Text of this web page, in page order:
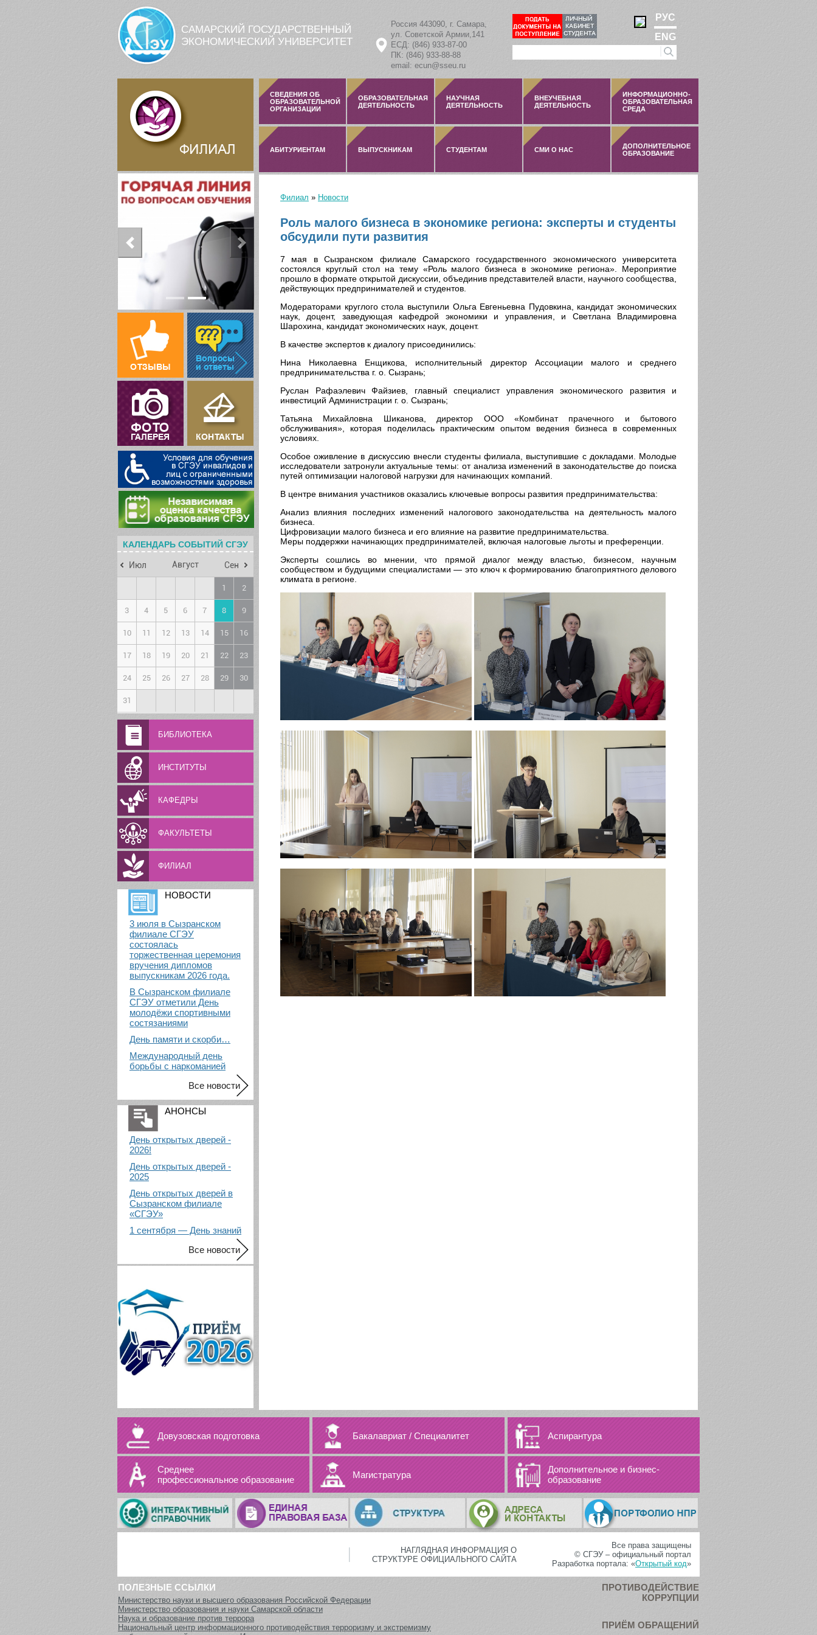
САМАРСКИЙ ГОСУДАРСТВЕННЫЙ
ЭКОНОМИЧЕСКИЙ УНИВЕРСИТЕТ
Россия 443090, г. Самара,
ул. Советской Армии,141
ЕСД: (846) 933-87-00
ПК: (846) 933-88-88
email: ecun@sseu.ru
РУС
ENG
КАЛЕНДАРЬ СОБЫТИЙ СГЭУ
Июл Август Сен
1 2
3 4 5 6 7 8 9
10 11 12 13 14 15 16
17 18 19 20 21 22 23
24 25 26 27 28 29 30
31
БИБЛИОТЕКА
ИНСТИТУТЫ
КАФЕДРЫ
ФАКУЛЬТЕТЫ
ФИЛИАЛ
НОВОСТИ
3 июля в Сызранском
филиале СГЭУ
состоялась
торжественная церемония
вручения дипломов
выпускникам 2026 года.
В Сызранском филиале
СГЭУ отметили День
молодёжи спортивными
состязаниями
День памяти и скорби…
Международный день
борьбы с наркоманией
Все новости
АНОНСЫ
День открытых дверей -
2026!
День открытых дверей -
2025
День открытых дверей в
Сызранском филиале
«СГЭУ»
1 сентября — День знаний
Все новости
СВЕДЕНИЯ ОБ
ОБРАЗОВАТЕЛЬНОЙ
ОРГАНИЗАЦИИ
ОБРАЗОВАТЕЛЬНАЯ
ДЕЯТЕЛЬНОСТЬ
НАУЧНАЯ
ДЕЯТЕЛЬНОСТЬ
ВНЕУЧЕБНАЯ
ДЕЯТЕЛЬНОСТЬ
ИНФОРМАЦИОННО-
ОБРАЗОВАТЕЛЬНАЯ
СРЕДА
АБИТУРИЕНТАМ ВЫПУСКНИКАМ СТУДЕНТАМ СМИ О НАС
ДОПОЛНИТЕЛЬНОЕ
ОБРАЗОВАНИЕ
Филиал » Новости
Роль малого бизнеса в экономике региона: эксперты и студенты
обсудили пути развития
7 мая в Сызранском филиале Самарского государственного экономического университета
состоялся круглый стол на тему «Роль малого бизнеса в экономике региона». Мероприятие
прошло в формате открытой дискуссии, объединив представителей власти, научного сообщества,
действующих предпринимателей и студентов.
Модераторами круглого стола выступили Ольга Евгеньевна Пудовкина, кандидат экономических
наук, доцент, заведующая кафедрой экономики и управления, и Светлана Владимировна
Шарохина, кандидат экономических наук, доцент.
В качестве экспертов к диалогу присоединились:
Нина Николаевна Енщикова, исполнительный директор Ассоциации малого и среднего
предпринимательства г. о. Сызрань;
Руслан Рафаэлевич Файзиев, главный специалист управления экономического развития и
инвестиций Администрации г. о. Сызрань;
Татьяна Михайловна Шиканова, директор ООО «Комбинат прачечного и бытового
обслуживания», которая поделилась практическим опытом ведения бизнеса в современных
условиях.
Особое оживление в дискуссию внесли студенты филиала, выступившие с докладами. Молодые
исследователи затронули актуальные темы: от анализа изменений в законодательстве до поиска
путей оптимизации налоговой нагрузки для начинающих компаний.
В центре внимания участников оказались ключевые вопросы развития предпринимательства:
Анализ влияния последних изменений налогового законодательства на деятельность малого
бизнеса.
Цифровизации малого бизнеса и его влияние на развитие предпринимательства.
Меры поддержки начинающих предпринимателей, включая налоговые льготы и преференции.
Эксперты сошлись во мнении, что прямой диалог между властью, бизнесом, научным
сообществом и будущими специалистами — это ключ к формированию благоприятного делового
климата в регионе.
Довузовская подготовка Бакалавриат/ Специалитет Аспирантура
Среднее
профессиональное образование
Магистратура
Дополнительное и бизнес-
образование
НАГЛЯДНАЯ ИНФОРМАЦИЯ О
СТРУКТУРЕ ОФИЦИАЛЬНОГО САЙТА
Все права защищены
© СГЭУ – официальный портал
Разработка портала: «Открытый код»
ПРОТИВОДЕЙСТВИЕ
КОРРУПЦИИ
ПРИЁМ ОБРАЩЕНИЙ
ПОЛЕЗНЫЕ ССЫЛКИ
Министерство науки и высшего образования Российской Федерации
Министерство образования и науки Самарской области
Наука и образование против террора
Национальный центр информационного противодействия терроризму и экстремизму